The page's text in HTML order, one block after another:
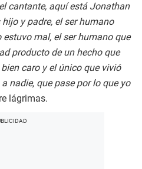
cantante, aquí está Jonathan
y padre, el ser humano
mal, el ser humano que
producto de un hecho que
bien caro y el único que vivió
nadie, que pase por lo que yo
lágrimas.